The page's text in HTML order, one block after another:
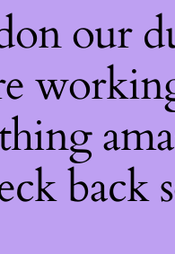
our
back